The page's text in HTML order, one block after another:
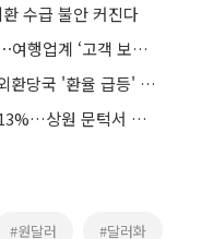
수급 불안 커진다
원·달러 환율 1500원대 중반 치솟아⋯여행업계 ‘고객 보호’ 총력
"모든 지표가 좋은데 왜 원화만?"⋯외환당국 '환율 급등' 구두 개입
美 클래리티 법안 연내 통과 가능성 13%…상원 문턱서 제동
#원달러 #달러화